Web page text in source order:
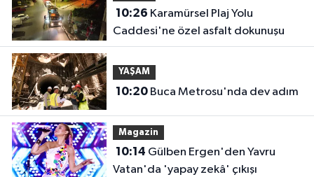
10:26
Caddesi'ne özel asfalt dokunuşu
YAŞAM
10:20 Buca Metrosu'nda dev adım
Magazin
10:14
Vatan'da 'yapay zekâ' çıkışı